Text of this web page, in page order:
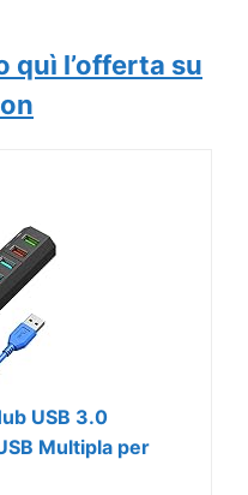
quì l’offerta su
USB 3.0
Multipla per